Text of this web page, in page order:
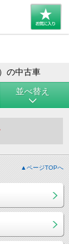
の中古車
並べ替え
▲ページTOPへ